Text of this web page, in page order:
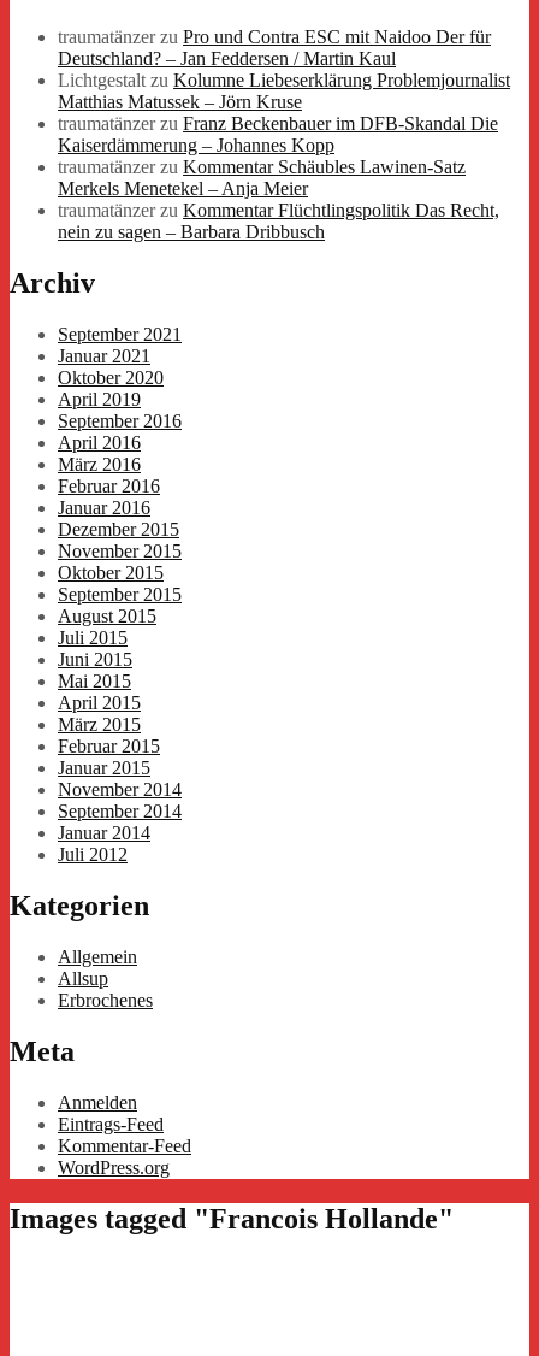
traumatänzerzu Pro und Contra ESC mit Naidoo Der für
Deutschland? – Jan Feddersen / Martin Kaul
Lichtgestaltzu Kolumne Liebeserklärung Problemjournalist
Matthias Matussek – Jörn Kruse
traumatänzerzu Franz Beckenbauer im DFB-Skandal Die
Kaiserdämmerung – Johannes Kopp
traumatänzerzu Kommentar Schäubles Lawinen-Satz
Merkels Menetekel – Anja Meier
traumatänzerzu Kommentar Flüchtlingspolitik Das Recht,
nein zu sagen – Barbara Dribbusch
Archiv
September 2021
Januar 2021
Oktober 2020
April 2019
September 2016
April 2016
März 2016
Februar 2016
Januar 2016
Dezember 2015
November 2015
Oktober 2015
September 2015
August 2015
Juli 2015
Juni 2015
Mai 2015
April 2015
März 2015
Februar 2015
Januar 2015
November 2014
September 2014
Januar 2014
Juli 2012
Kategorien
Allgemein
Allsup
Erbrochenes
Meta
Anmelden
Eintrags-Feed
Kommentar-Feed
WordPress.org
Images tagged "Francois Hollande"